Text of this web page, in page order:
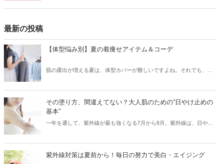
最新の投稿
【体型悩み別】夏の着痩せアイテム＆コーデ
肌の露出が増える夏は、体型カバーが難しいですよね。それでも、素
の位置が下がってきた」などのお悩み別に、夏の着痩せコーデをご紹
介します。
その塗り方、間違えてない？大人肌のための“日やけ止めの
基本”
一年を通して、紫外線が最も強くなる7月から8月。紫外線は、日や
け止めを正しく使えていないと、肌は無防備な状態と同じなんです！
そこで今回は、紫外線から肌を徹底ガードするために、日やけ止めの
紫外線対策は夏前から！毎日の努力で美白・エイジング